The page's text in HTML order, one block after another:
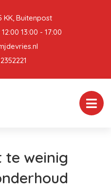
KK, Buitenpost
13:00 - 17:00
te weinig